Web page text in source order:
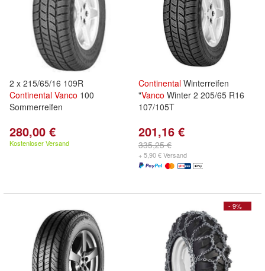
2 x 215/65/16 109R
Continental Vanco 100
Sommerreifen
280,00 €
Kostenloser Versand
Continental Winterreifen
"Vanco Winter 2 205/65 R16
107/105T
201,16 €
335,25 €
+ 5,90 € Versand
- 9%